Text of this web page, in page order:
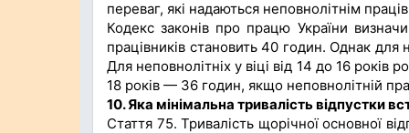
переваг, які надаються неповнолітнім
Кодекс законів про працю України
працівників становить 40 годин. Однак
Для неповнолітніх у віці від 14 до 16
18 років — 36 годин, якщо неповнолітній
10. Яка мінімальна тривалість відпустки
Стаття 75. Тривалість щорічної основної